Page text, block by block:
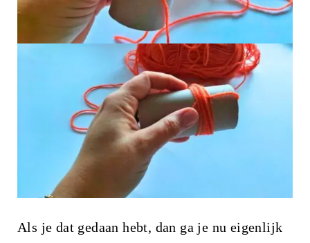
Als je dat gedaan hebt, dan ga je nu eigenlijk